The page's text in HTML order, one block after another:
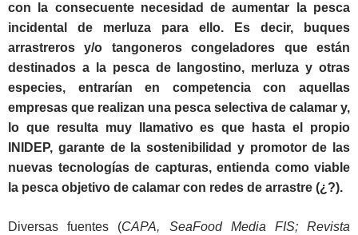
con la consecuente necesidad de aumentar la pesca
incidental de merluza para ello. Es decir, buques
arrastreros y/o tangoneros congeladores que están
destinados a la pesca de langostino, merluza y otras
especies, entrarían en competencia con aquellas
empresas que realizan una pesca selectiva de calamar y,
lo que resulta muy llamativo es que hasta el propio
INIDEP, garante de la sostenibilidad y promotor de las
nuevas tecnologías de capturas, entienda como viable
la pesca objetivo de calamar con redes de arrastre (¿?).
Diversas fuentes (CAPA, SeaFood Media FIS; Revista